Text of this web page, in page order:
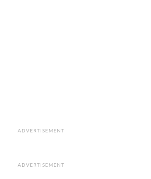
ADVERTISEMENT
ADVERTISEMENT